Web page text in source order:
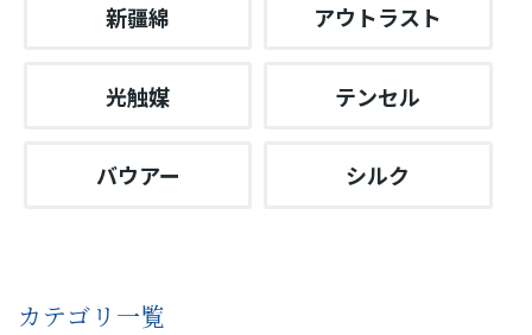
‹ 4 ›
新疆綿 アウトラスト
光触媒 テンセル
バウアー シルク
カテゴリ一覧